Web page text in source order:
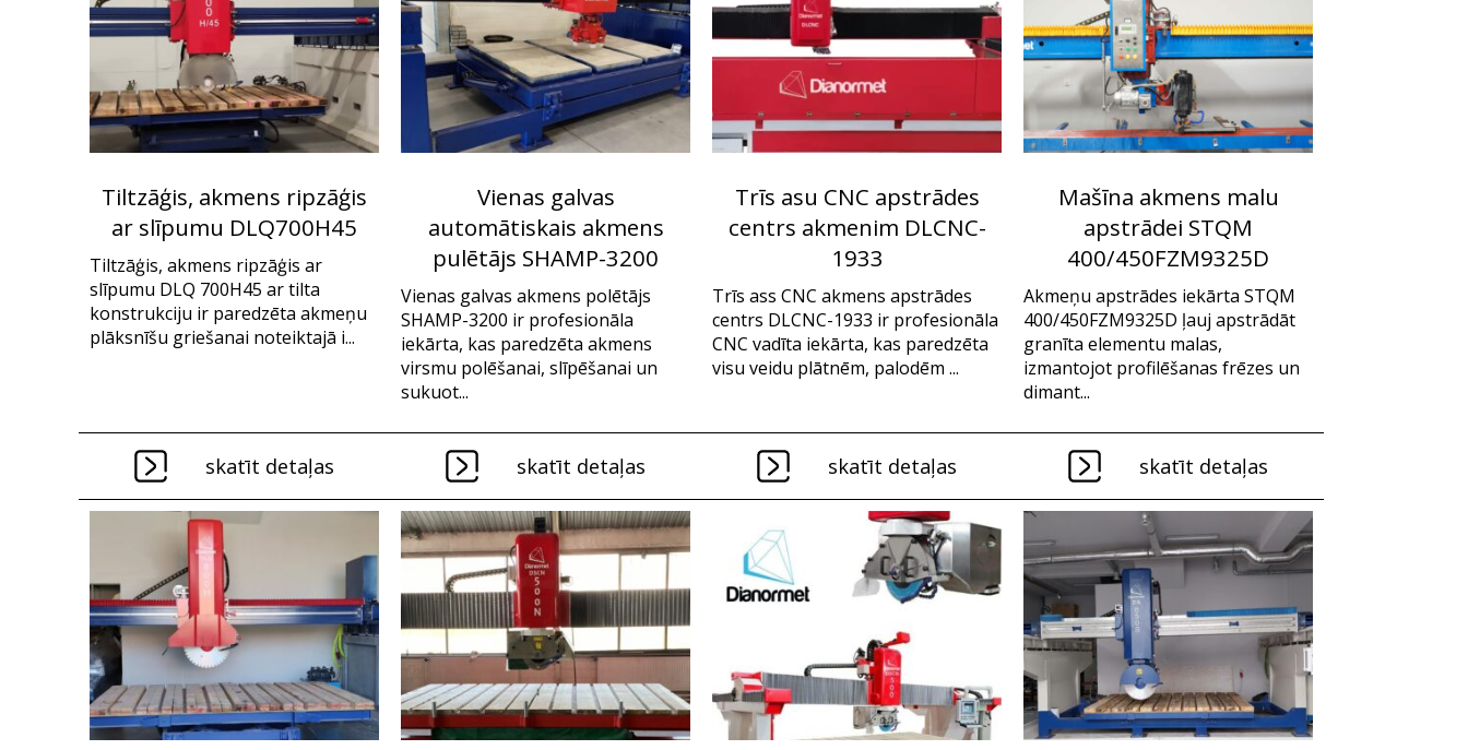
Tiltzāģis, akmens ripzāģis
ar slīpumu DLQ700H45
Tiltzāģis, akmens ripzāģis ar
slīpumu DLQ 700H45 ar tilta
konstrukciju ir paredzēta akmeņu
plāksnīšu griešanai noteiktajā i...
skatīt detaļas
Vienas galvas
automātiskais akmens
pulētājs SHAMP-3200
Vienas galvas akmens polētājs
SHAMP-3200 ir profesionāla
iekārta, kas paredzēta akmens
virsmu polēšanai, slīpēšanai un
sukuot...
skatīt detaļas
Trīs asu CNC apstrādes
centrs akmenim DLCNC-
1933
Trīs ass CNC akmens apstrādes
centrs DLCNC-1933 ir profesionāla
CNC vadīta iekārta, kas paredzēta
visu veidu plātnēm, palodēm ...
skatīt detaļas
Mašīna akmens malu
apstrādei STQM
400/450FZM9325D
Akmeņu apstrādes iekārta STQM
400/450FZM9325D ļauj apstrādāt
granīta elementu malas,
izmantojot profilēšanas frēzes un
dimant...
skatīt detaļas